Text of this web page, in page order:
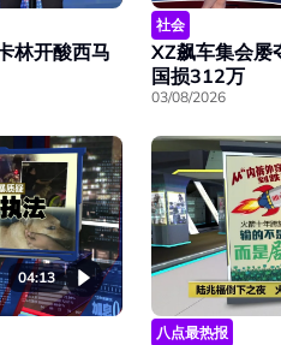
林开酸西马
社会
XZ飙车集会屡
国损312万
03/08/2026
04:13
八点最热报